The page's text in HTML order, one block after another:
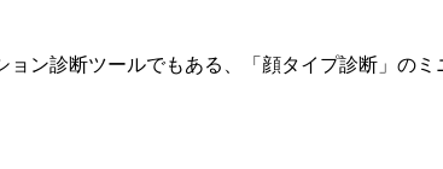
ョン診断ツールでもある、「顔タイプ診断」のミ